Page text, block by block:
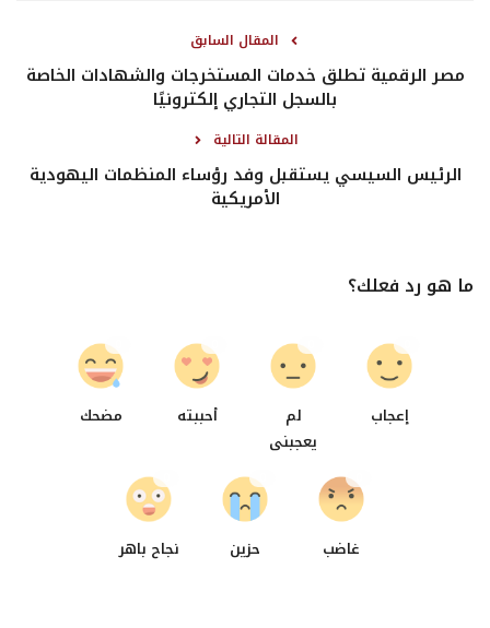
المقال السابق
مصر الرقمية تطلق خدمات المستخرجات والشهادات الخاصة
بالسجل التجاري إلكترونيًا
المقالة التالية
الرئيس السيسي يستقبل وفد رؤساء المنظمات اليهودية
الأمريكية
ما هو رد فعلك؟
إعجاب
لم
يعجبنى
أحببته مضحك
غاضب
0
حزين نجاح باهر